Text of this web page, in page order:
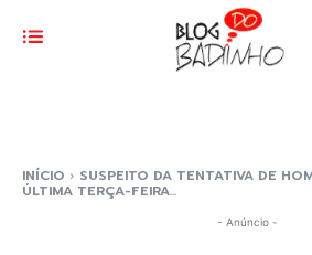
INÍCIO SUSPEITO DA TENTATIVA DE
ÚLTIMA TERÇA-FEIRA...
- Anúncio -